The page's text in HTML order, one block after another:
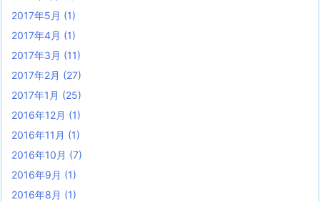
2017年5月 (1)
2017年4月 (1)
2017年3月 (11)
2017年2月 (27)
2017年1月 (25)
2016年12月 (1)
2016年11月 (1)
2016年10月 (7)
2016年9月 (1)
2016年8月 (1)